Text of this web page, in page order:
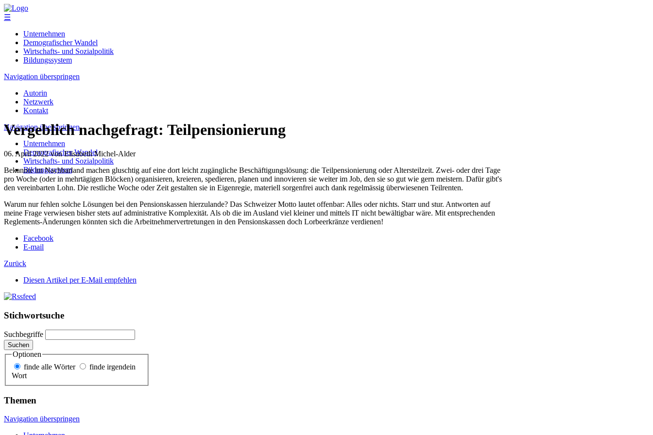
☰
Unternehmen
Demografischer Wandel
Wirtschafts- und Sozialpolitik
Bildungssystem
Navigation überspringen
Autorin
Netzwerk
Kontakt
Navigation überspringen
Unternehmen
Demografischer Wandel
Wirtschafts- und Sozialpolitik
Bildungssystem
Vergeblich nachgefragt: Teilpensionierung
06. April 2022von Elisabeth Michel-Alder
Bekannte im Nachbarland machen gluschtig auf eine dort leicht zugängliche Beschäftigungslösung: die Teilpensionierung oder Altersteilzeit. Zwei- oder drei Tage
pro Woche (oder in mehrtägigen Blöcken) organisieren, kreieren, spedieren, planen und innovieren sie weiter im Job, den sie so gut wie gern meistern. Dafür gibt's
den vereinbarten Lohn. Die restliche Woche oder Zeit gestalten sie in Eigenregie, materiell sorgenfrei auch dank regelmässig überwiesenen Teilrenten.
Warum nur fehlen solche Lösungen bei den Pensionskassen hierzulande? Das Schweizer Motto lautet offenbar: Alles oder nichts. Starr und stur. Antworten auf
meine Frage verwiesen bisher stets auf administrative Komplexität. Als ob die im Ausland viel kleiner und mittels IT nicht bewältigbar wäre. Mit entsprechenden
Reglements-Änderungen könnten sich die Arbeitnehmervertretungen in den Pensionskassen doch Lorbeerkränze verdienen!
Facebook
E-mail
Zurück
Diesen Artikel per E-Mail empfehlen
Stichwortsuche
Suchbegriffe
Suchen
Optionen
finde alle Wörter
finde irgendein
Wort
Themen
Navigation überspringen